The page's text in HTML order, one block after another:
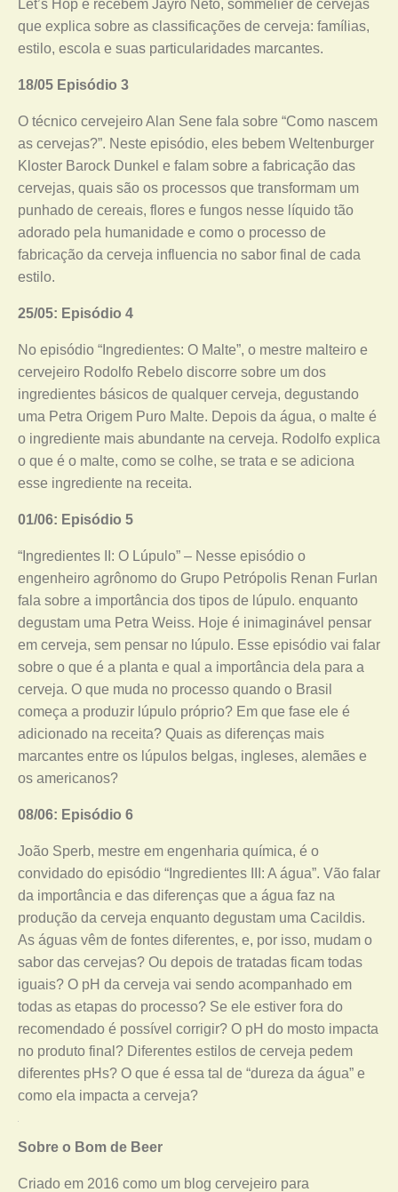
Let’s Hop e recebem Jayro Neto, sommelier de cervejas
que explica sobre as classificações de cerveja: famílias,
estilo, escola e suas particularidades marcantes.
18/05 Episódio 3
O técnico cervejeiro Alan Sene fala sobre “Como nascem
as cervejas?”. Neste episódio, eles bebem Weltenburger
Kloster Barock Dunkel e falam sobre a fabricação das
cervejas, quais são os processos que transformam um
punhado de cereais, flores e fungos nesse líquido tão
adorado pela humanidade e como o processo de
fabricação da cerveja influencia no sabor final de cada
estilo.
25/05: Episódio 4
No episódio “Ingredientes: O Malte”, o mestre malteiro e
cervejeiro Rodolfo Rebelo discorre sobre um dos
ingredientes básicos de qualquer cerveja, degustando
uma Petra Origem Puro Malte. Depois da água, o malte é
o ingrediente mais abundante na cerveja. Rodolfo explica
o que é o malte, como se colhe, se trata e se adiciona
esse ingrediente na receita.
01/06: Episódio 5
“Ingredientes II: O Lúpulo” – Nesse episódio o
engenheiro agrônomo do Grupo Petrópolis Renan Furlan
fala sobre a importância dos tipos de lúpulo. enquanto
degustam uma Petra Weiss. Hoje é inimaginável pensar
em cerveja, sem pensar no lúpulo. Esse episódio vai falar
sobre o que é a planta e qual a importância dela para a
cerveja. O que muda no processo quando o Brasil
começa a produzir lúpulo próprio? Em que fase ele é
adicionado na receita? Quais as diferenças mais
marcantes entre os lúpulos belgas, ingleses, alemães e
os americanos?
08/06: Episódio 6
João Sperb, mestre em engenharia química, é o
convidado do episódio “Ingredientes III: A água”. Vão falar
da importância e das diferenças que a água faz na
produção da cerveja enquanto degustam uma Cacildis.
As águas vêm de fontes diferentes, e, por isso, mudam o
sabor das cervejas? Ou depois de tratadas ficam todas
iguais? O pH da cerveja vai sendo acompanhado em
todas as etapas do processo? Se ele estiver fora do
recomendado é possível corrigir? O pH do mosto impacta
no produto final? Diferentes estilos de cerveja pedem
diferentes pHs? O que é essa tal de “dureza da água” e
como ela impacta a cerveja?
Sobre o Bom de Beer
Criado em 2016 como um blog cervejeiro para